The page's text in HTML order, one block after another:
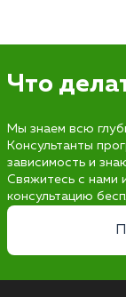
Что
Мы знаем всю
Консультанты
зависимость и
Свяжитесь с нами
консультацию